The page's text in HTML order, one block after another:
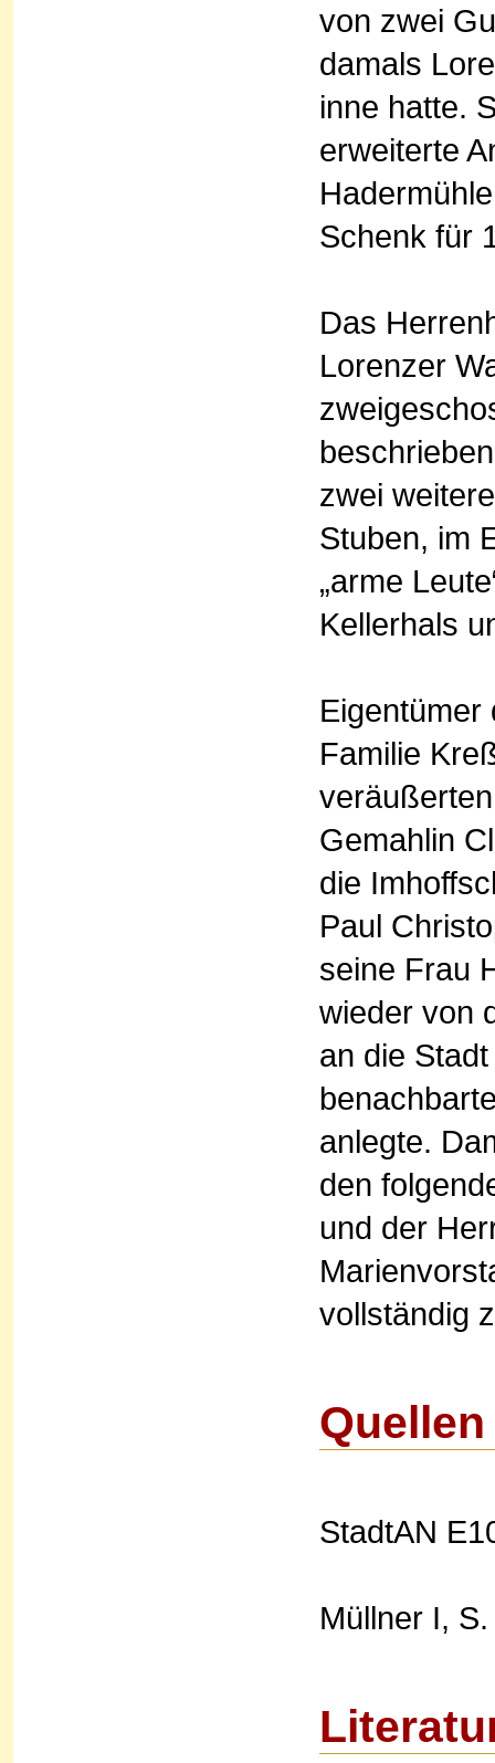
von zwei
damals
inne hatte.
erweiterte
Schenk für
Das
Lorenzer
zwei
Stuben, im
„arme
Kellerhals
Eigentümer
Familie
Gemahlin
die
Paul
seine Frau
wieder von
an die
anlegte.
den
und der
vollständig
Quellen
StadtAN
Müllner I,